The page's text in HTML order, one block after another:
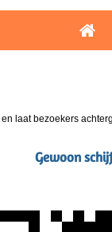
laat bezoekers
Gewoon